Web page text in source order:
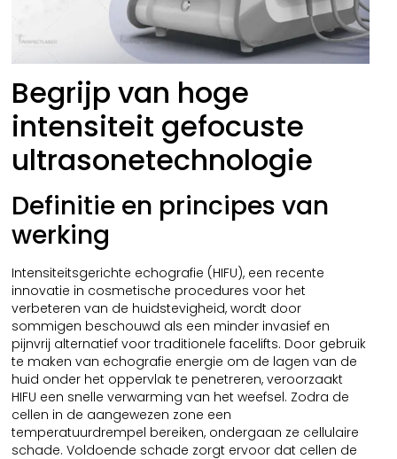
Begrijp van hoge
intensiteit gefocuste
ultrasonetechnologie
Definitie en principes van
werking
Intensiteitsgerichte echografie (HIFU), een recente
innovatie in cosmetische procedures voor het
verbeteren van de huidstevigheid, wordt door
sommigen beschouwd als een minder invasief en
pijnvrij alternatief voor traditionele facelifts. Door gebruik
te maken van echografie energie om de lagen van de
huid onder het oppervlak te penetreren, veroorzaakt
HIFU een snelle verwarming van het weefsel. Zodra de
cellen in de aangewezen zone een
temperatuurdrempel bereiken, ondergaan ze cellulaire
schade. Voldoende schade zorgt ervoor dat cellen de